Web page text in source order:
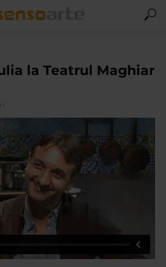
la Teatrul Maghiar